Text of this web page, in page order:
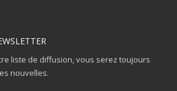
liste de diffusion, vous serez toujours
nouvelles.